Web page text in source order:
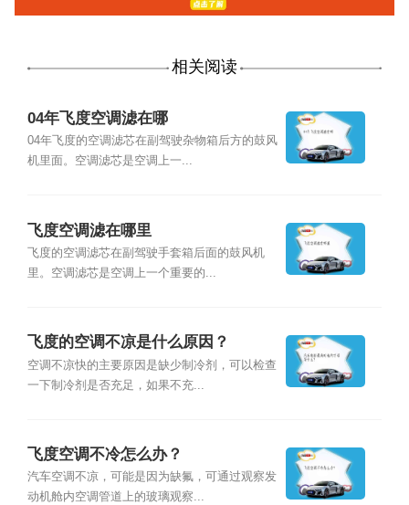
相关阅读
04年飞度空调滤在哪
04年飞度的空调滤芯在副驾驶杂物箱后方的鼓风
机里面。空调滤芯是空调上一...
飞度空调滤在哪里
飞度的空调滤芯在副驾驶手套箱后面的鼓风机
里。空调滤芯是空调上一个重要的...
飞度的空调不凉是什么原因？
空调不凉快的主要原因是缺少制冷剂，可以检查
一下制冷剂是否充足，如果不充...
飞度空调不冷怎么办？
汽车空调不凉，可能是因为缺氟，可通过观察发
动机舱内空调管道上的玻璃观察...